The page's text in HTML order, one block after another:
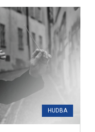
HUDBA